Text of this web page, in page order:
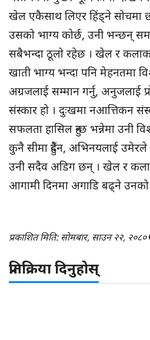
खेल एकैसाथ लिएर हिंड्ने सोचमा
उसको भाग्य कोर्छ, उनी भन्छन्
सबैभन्दा ठूलो रहेछ । खेल र
खाती भाग्य भन्दा पनि मेहनतमा
अग्रजलाई सम्मान गर्नु, अनुजलाई
संस्कार हो । दुःखमा नआत्तिकन
सफलता हासिल हुन्छ भन्नेमा उनी
कुनै सीमा हुँदैन, अभिनयलाई उमेरले
उनी सदैव अडिग छन् । खेल र
आगामी दिनमा अगाडि बढ्ने उनको
प्रकाशित मिति: सोमबार, साउन २२, २०८०
प्रतिक्रिया दिनुहोस्